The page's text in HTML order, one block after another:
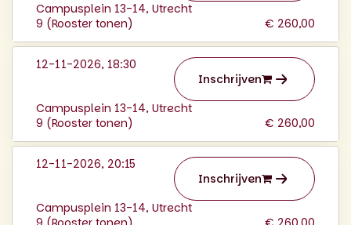
Campusplein 13-14, Utrecht
9 (Rooster tonen) € 260,00
12-11-2026, 18:30
Inschrijven
Campusplein 13-14, Utrecht
9 (Rooster tonen) € 260,00
12-11-2026, 20:15
Inschrijven
Campusplein 13-14, Utrecht